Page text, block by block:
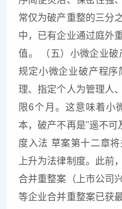
常仅为破产重整的三分
中，已有企业通过庭外
值。 （五）小微企业破
规定小微企业破产程
理、指定个人为管理人
限6个月。这意味着小
本，破产不再是"遥不可
度入法 草案第十二章
上升为法律制度。此前
合并重整案（上市公司
等企业合并重整案已获